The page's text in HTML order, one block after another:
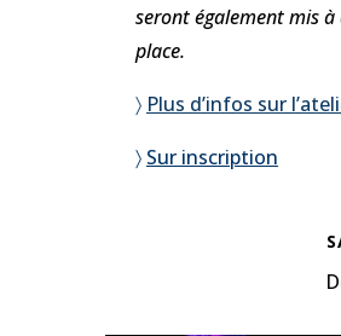
seront également mis
place.
〉 Plus d’infos sur
〉 Sur inscription